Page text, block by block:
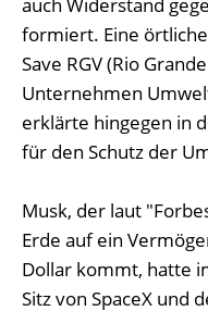
formiert. Eine
Save RGV (Rio
Unternehmen
erklärte hingegen in
für den Schutz der
Musk, der laut
Erde auf ein
Dollar kommt, hatte
Sitz von SpaceX und